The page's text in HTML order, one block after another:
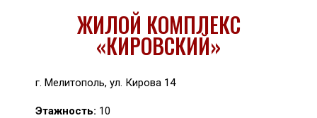
ЖИЛОЙ КОМПЛЕКС
«КИРОВСКИЙ»
г. Мелитополь, ул. Кирова 14
Этажность: 10